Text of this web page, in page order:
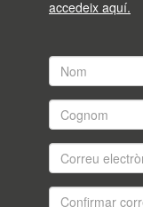
accedeix aquí.
Nom
*
Cognom
*
Correu
electrònic
*Confirmar